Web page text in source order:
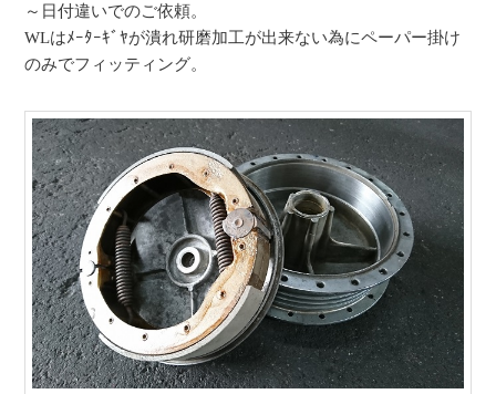
～日付違いでのご依頼。
WLはﾒｰﾀｰｷﾞﾔが潰れ研磨加工が出来ない為にペーパー掛け
のみでフィッティング。